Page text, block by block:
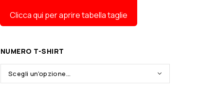
Clicca qui per aprire tabella taglie
NUMERO T-SHIRT